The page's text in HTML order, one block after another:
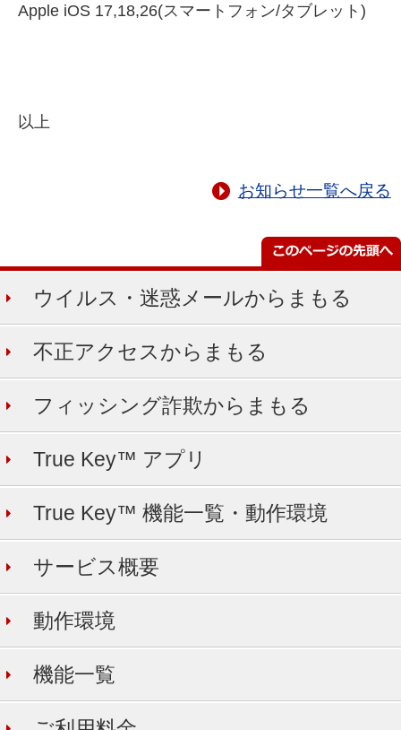
Apple iOS 17,18,26(スマートフォン/タブレット)
以上
お知らせ一覧へ戻る
ウイルス・迷惑メールからまもる
不正アクセスからまもる
フィッシング詐欺からまもる
True Key™ アプリ
True Key™ 機能一覧・動作環境
サービス概要
動作環境
機能一覧